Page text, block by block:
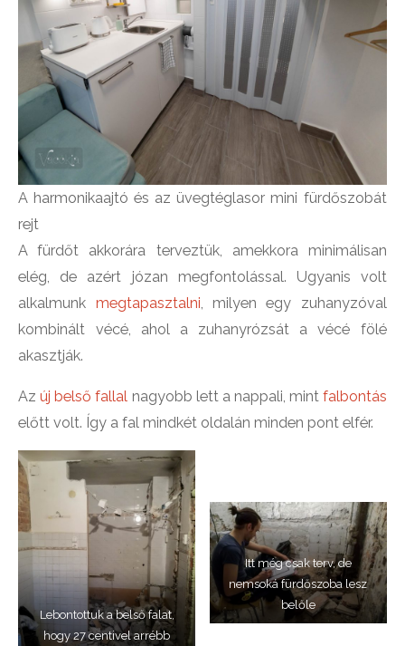
A harmonikaajtó és az üvegtéglasor mini fürdőszobát
rejt
A fürdőt akkorára terveztük, amekkora minimálisan
elég, de azért józan megfontolással. Ugyanis volt
alkalmunk megtapasztalni , milyen egy zuhanyzóval
kombinált vécé, ahol a zuhanyrózsát a vécé fölé
akasztják.
Azúj belső fallal nagyobb lett a nappali, mint falbontás
előtt volt. Így a fal mindkét oldalán minden pont elfér.
Lebontottuk a belső falat,
hogy 27 centivel arrébb
Itt még csak terv, de
nemsoká fürdőszoba lesz
belőle